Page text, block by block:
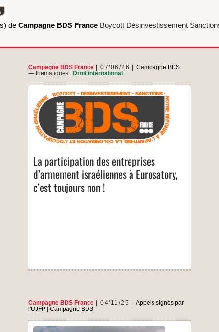
de Campagne BDS France Boycott Désinvestissement
Campagne BDS France 07/06/26
Campagne BDS
— thématiques : Droit international
La participation des entreprises
d’armement israéliennes à Eurosatory,
c’est toujours non !
La France doit mettre en place un embargo
contre le régime génocidaire israélien, plutôt
que d’offrir une vitrine à ses technologies
militaires ! Du 15 au 19 juin prochain, le salon
Eurosatory, l’un des plus grands salons de
l’armement au monde, se tiendra de nouveau
participation
des
entreprises
d’armement
israéliennes
à
Campagne BDS France 04/11/25
Appels signés par
l'UJFP| Campagne BDS